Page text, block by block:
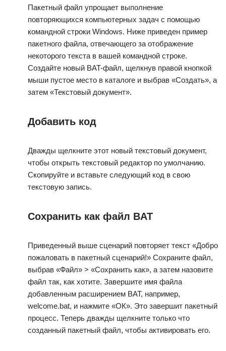
Пакетный файл упрощает выполнение
повторяющихся компьютерных задач с помощью
командной строки Windows. Ниже приведен пример
пакетного файла, отвечающего за отображение
некоторого текста в вашей командной строке.
Создайте новый BAT-файл, щелкнув правой кнопкой
мыши пустое место в каталоге и выбрав «Создать», а
затем «Текстовый документ».
Добавить код
Дважды щелкните этот новый текстовый документ,
чтобы открыть текстовый редактор по умолчанию.
Скопируйте и вставьте следующий код в свою
текстовую запись.
Сохранить как файл BAT
Приведенный выше сценарий повторяет текст «Добро
пожаловать в пакетный сценарий!» Сохраните файл,
выбрав «Файл» > «Сохранить как», а затем назовите
файл так, как хотите. Завершите имя файла
добавленным расширением BAT, например,
welcome.bat, и нажмите «ОК». Это завершит пакетный
процесс. Теперь дважды щелкните только что
созданный пакетный файл, чтобы активировать его.